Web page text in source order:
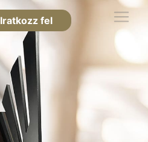
Iratkozz fel